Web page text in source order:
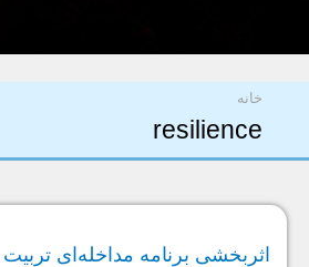
شما اینجا هستید
خانه
resilience
اثربخشی برنامه مداخله‌ای